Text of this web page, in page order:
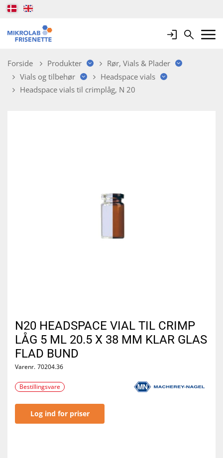
LoginSearchMobile
Forside Produkter
Rør, Vials & Plader
Vials og tilbehør
Headspace vials
Headspace vials til crimplåg, N 20
N20 HEADSPACE VIAL TIL CRIMP
LÅG 5 ML 20.5 X 38 MM KLAR GLAS
FLAD BUND
Varenr. 70204.36
Bestillingsvare
Log ind for priser